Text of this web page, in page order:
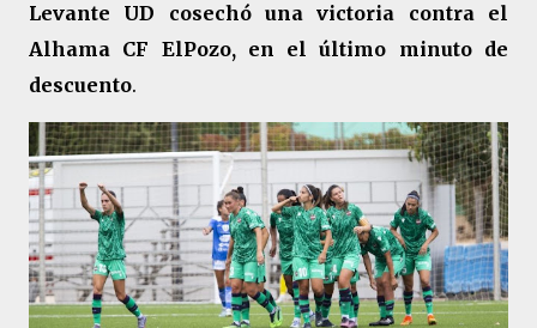
Levante UD cosechó una victoria contra el
Alhama CF ElPozo, en el último minuto de
descuento.